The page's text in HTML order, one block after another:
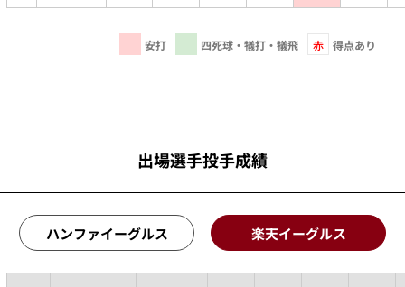
安打 四死球・犠打・犠飛 赤 得点あり
出場選手投手成績
ハンファイーグルス 楽天イーグルス